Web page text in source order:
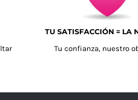
TU SATISFACCIÓN = LA
Tu confianza, nuestro